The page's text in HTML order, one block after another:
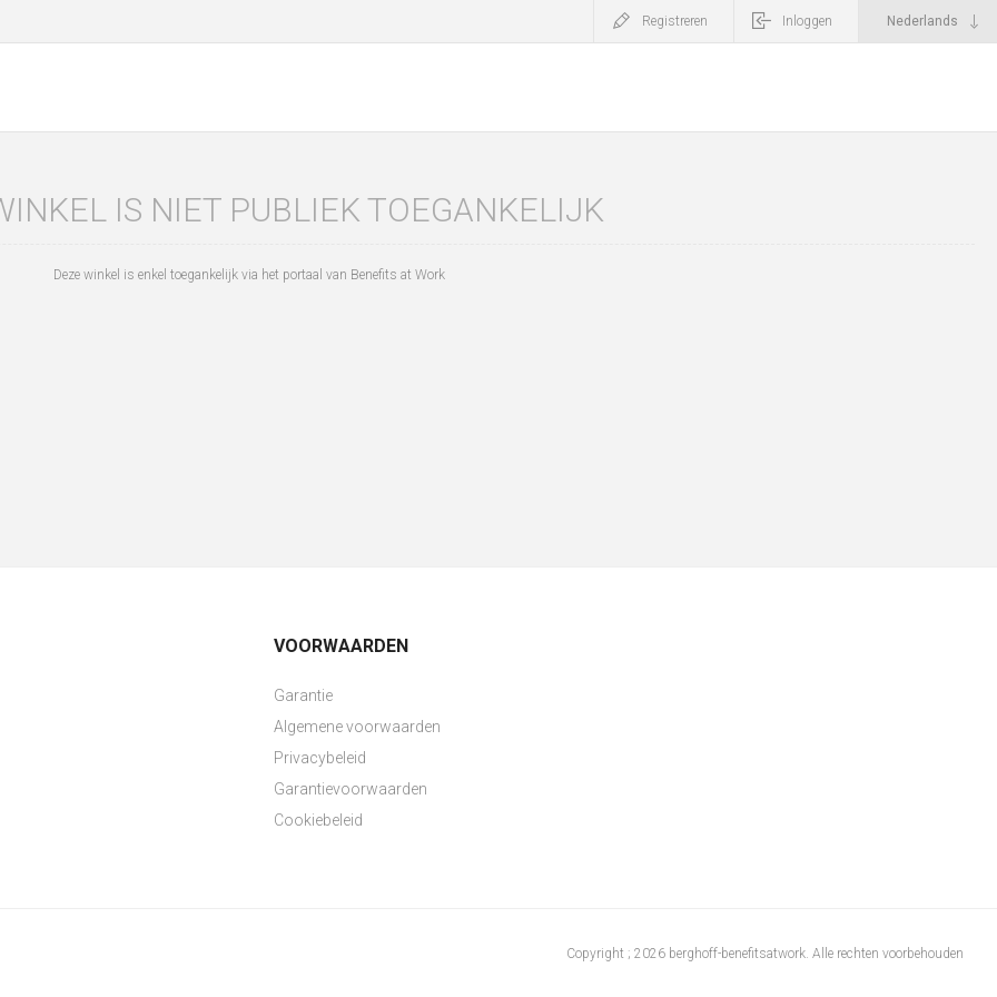
Registreren Inloggen
IS NIET PUBLIEK TOEGANKELIJK
Deze winkel is enkel toegankelijk via het portaal van Benefits at Work
VOORWAARDEN
Garantie
Algemene voorwaarden
Privacybeleid
Garantievoorwaarden
Cookiebeleid
Copyright ; 2026 berghoff-benefitsatwork. Alle rechten voorbehouden